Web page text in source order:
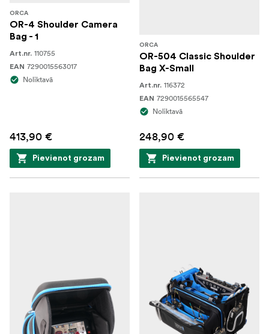
ORCA
OR-4 Shoulder Camera
Bag - 1
Art.nr. 110755
EAN 7290015563017
Noliktavā
413,90 €
Pievienot grozam
ORCA
OR-504 Classic Shoulder
Bag X-Small
Art.nr. 116372
EAN 7290015565547
Noliktavā
248,90 €
Pievienot grozam